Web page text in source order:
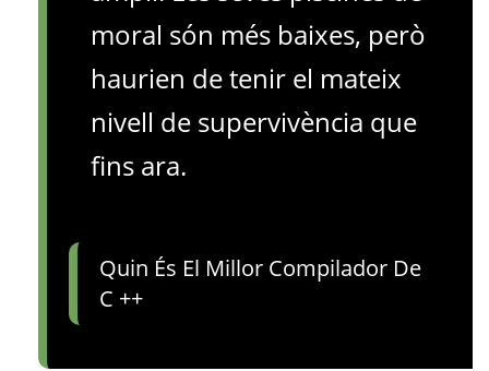
moral són més baixes, però
haurien de tenir el mateix
nivell de supervivència que
fins ara.
Quin És El Millor Compilador De
C ++